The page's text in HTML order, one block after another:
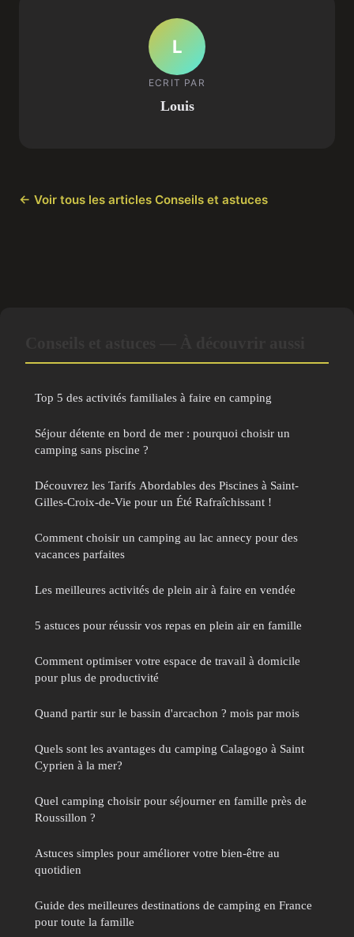
L
ECRIT PAR
Louis
← Voir tous les articles Conseils et astuces
Top 5 des activités familiales à faire en camping
Séjour détente en bord de mer : pourquoi choisir un
camping sans piscine ?
Découvrez les Tarifs Abordables des Piscines à Saint-
Gilles-Croix-de-Vie pour un Été Rafraîchissant !
Comment choisir un camping au lac annecy pour des
vacances parfaites
Les meilleures activités de plein air à faire en vendée
5 astuces pour réussir vos repas en plein air en famille
Comment optimiser votre espace de travail à domicile
pour plus de productivité
Quand partir sur le bassin d'arcachon ? mois par mois
Quels sont les avantages du camping Calagogo à Saint
Cyprien à la mer?
Quel camping choisir pour séjourner en famille près de
Roussillon ?
Astuces simples pour améliorer votre bien-être au
quotidien
Guide des meilleures destinations de camping en France
pour toute la famille